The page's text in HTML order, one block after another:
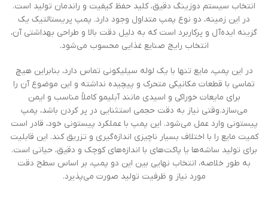
انتخاب سیستم دوزینگ دقیق، کلید حفظ کیفیت و راندمان تولید است.
در این زمینه، دو نوع پمپ متداول وجود دارد. پمپ پریستالتیک یک
گزینه ایده‌آل و پرکاربرد است که به دلیل دقت بالا و طراحی بهداشتی آن،
انتخاب رایج صنایع غذایی محسوب می‌شود.
در این پمپ، مایع تنها با یک لوله سیلیکونی تماس دارد، بنابراین هیچ
تماسی با قطعات مکانیکی متحرک و پیچیده نداشته و این موضوع آن را
برای مایعات خوراکی و اسیدی مانند آبلیمو کاملاً مناسب و ایمن
می‌سازد.وقتی نیاز به دقت حجمی استثنایی در پر کردن باشد، پمپ
پیستونی وارد عمل می‌شود. این پمپ با عملکرد پیستونی خود، قادر است
کمیت مایع را با اختلاف بسیار ناچیزی اندازه‌گیری و تزریق کند. این قابلیت
برای تولید ساشه‌ها یا پاکت‌های با اندازه‌های کوچک و دقیق، حیاتی است.
به طور خلاصه، انتخاب نهایی بین این دو پمپ، بر اساس سطح دقت
مورد نیاز و ظرفیت تولید صورت می‌پذیرد.